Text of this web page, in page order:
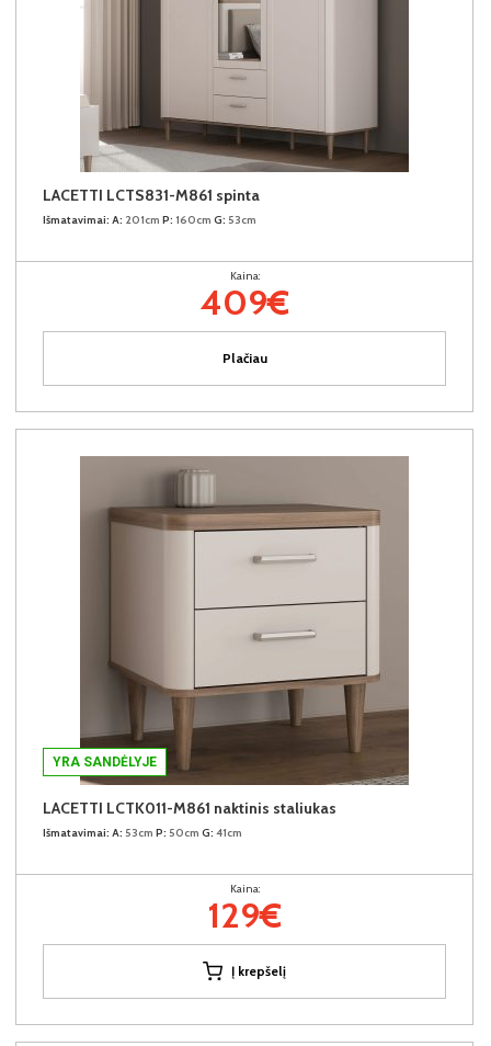
LACETTI LCTS831-M861 spinta
Išmatavimai: A: 201cm P: 160cm G: 53cm
Kaina:
409€
Plačiau
YRA SANDĖLYJE
LACETTI LCTK011-M861 naktinis staliukas
Išmatavimai: A: 53cm P: 50cm G: 41cm
Kaina:
129€
Į krepšelį